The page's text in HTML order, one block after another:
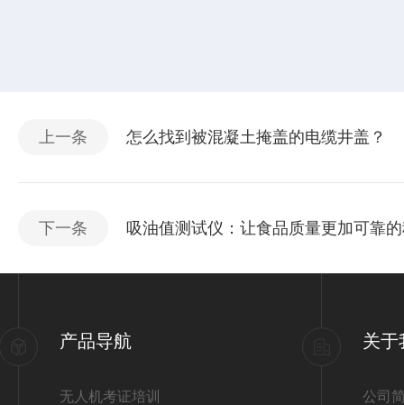
上一条 怎么找到被混凝土掩盖的电缆井盖？
下一条 吸油值测试仪：让食品质量更加可靠
产品导航
无人机考证培训
关于
公司